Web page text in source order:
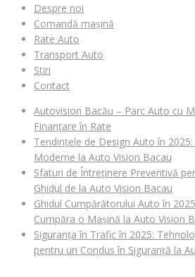
Despre noi
Comandă mașină
Rate Auto
Transport Auto
Stiri
Contact
Autovision Bacău – Parc Auto cu
Finanțare în Rate
Tendințele de Design Auto în
Moderne la Auto Vision Bacau
Sfaturi de Întreținere Preventivă
Ghidul de la Auto Vision Bacau
Ghidul Cumpărătorului Auto în
Cumpăra o Mașină la Auto Vision
Siguranța în Trafic în 2025:
pentru un Condus în Siguranță la